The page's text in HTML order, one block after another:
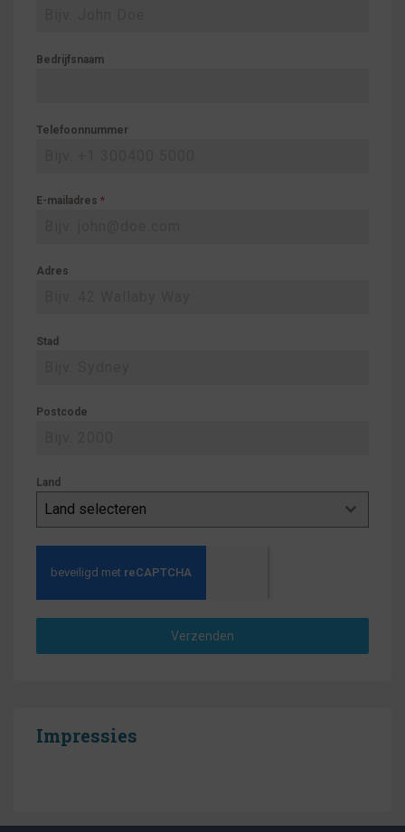
Bedrijfsnaam
Telefoonnummer
E-mailadres *
Adres
Stad
Postcode
Land
Land selecteren
Verzenden
Impressies